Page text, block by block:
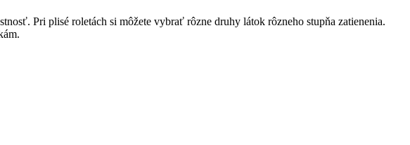
Pri plisé roletách si môžete vybrať rôzne druhy látok rôzneho stupňa zatienenia.